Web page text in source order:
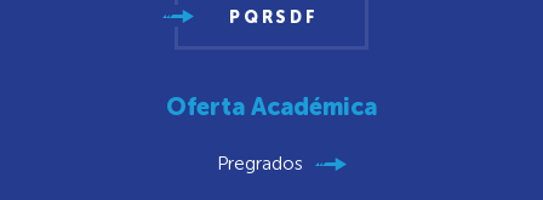
PQRSDF
Oferta Académica
Pregrados